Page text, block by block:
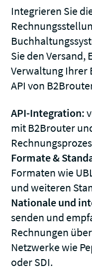
Integrieren Sie
Sie den Versand,
Verwaltung Ihrer
API von
API-Integration:
mit B2Brouter
Formate &
Formaten wie
und weiteren
Nationale und
senden und
Rechnungen
Netzwerke wie
oder SDI.